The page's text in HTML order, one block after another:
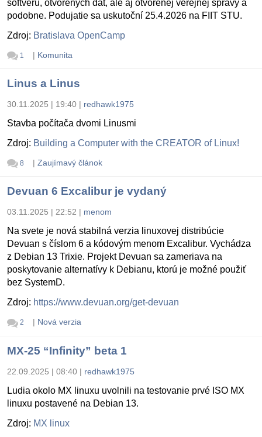
softvéru, otvorených dát, ale aj otvorenej verejnej správy a
podobne. Podujatie sa uskutoční 25.4.2026 na FIIT STU.
Zdroj: Bratislava OpenCamp
1 | Komunita
Linus a Linus
30.11.2025 | 19:40 | redhawk1975
Stavba počítača dvomi Linusmi
Zdroj: Building a Computer with the CREATOR of Linux!
8 | Zaujímavý článok
Devuan 6 Excalibur je vydaný
03.11.2025 | 22:52 | menom
Na svete je nová stabilná verzia linuxovej distribúcie
Devuan s číslom 6 a kódovým menom Excalibur. Vychádza
z Debian 13 Trixie. Projekt Devuan sa zameriava na
poskytovanie alternatívy k Debianu, ktorú je možné použiť
bez SystemD.
Zdroj: https://www.devuan.org/get-devuan
2 | Nová verzia
MX-25 “Infinity” beta 1
22.09.2025 | 08:40 | redhawk1975
Ludia okolo MX linuxu uvolnili na testovanie prvé ISO MX
linuxu postavené na Debian 13.
Zdroj: MX linux